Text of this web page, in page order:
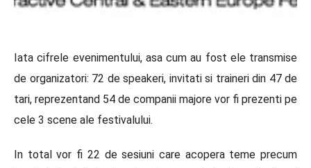
Iata cifrele evenimentului, asa cum au fost ele transmise
de organizatori: 72 de speakeri, invitati si traineri din 47 de
tari, reprezentand 54 de companii majore vor fi prezenti pe
cele 3 scene ale festivalului.
In total vor fi 22 de sesiuni care acopera teme precum